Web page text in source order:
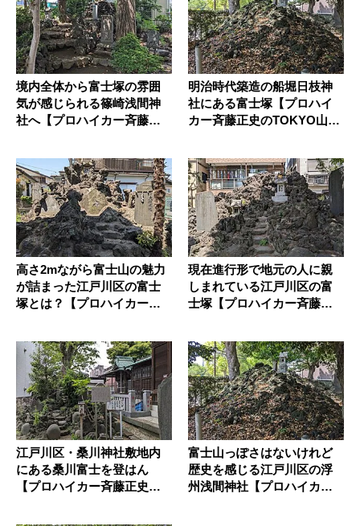
境内全体から富士塚の雰囲
気が感じられる篠崎浅間神
社へ【プロハイカー斉藤正
明治時代築造の船堀日枝神
社にある富士塚【プロハイ
カー斉藤正史のTOKYO山頂
高さ2mながら富士山の魅力
が詰まった江戸川区の富士
塚とは？【プロハイカー斉
現在進行形で地元の人に親
しまれている江戸川区の富
士塚【プロハイカー斉藤正
江戸川区・桑川神社敷地内
にある桑川富士を登はん
【プロハイカー斉藤正史のT
富士山っぽさはないけれど
歴史を感じる江戸川区の浮
州浅間神社【プロハイカー